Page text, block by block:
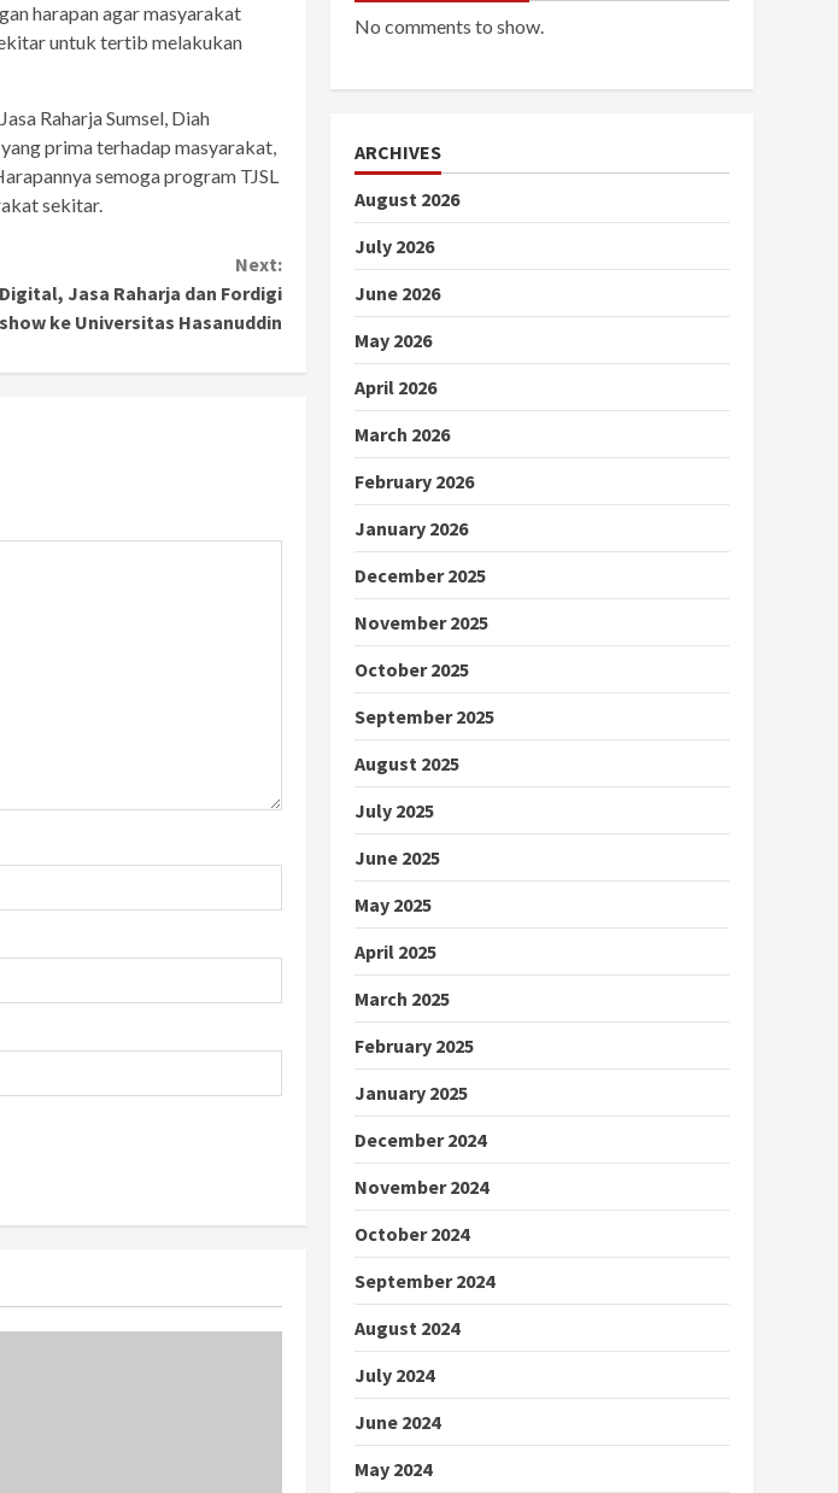
harapan agar masyarakat
untuk tertib melakukan
Raharja Sumsel, Diah
prima terhadap masyarakat,
semoga program TJSL
sekitar.
Next:
Jasa Raharja dan Fordigi
ke Universitas Hasanuddin
No comments to show.
ARCHIVES
August 2026
July 2026
June 2026
May 2026
April 2026
March 2026
February 2026
January 2026
December 2025
November 2025
October 2025
September 2025
August 2025
July 2025
June 2025
May 2025
April 2025
March 2025
February 2025
January 2025
December 2024
November 2024
October 2024
September 2024
August 2024
July 2024
June 2024
May 2024